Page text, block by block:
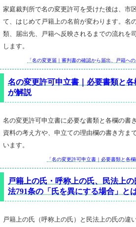
家庭裁判所で名の変更許可を受けた後は、市
て、はじめて戸籍上の名前が変わります。名
類、届出先、戸籍へ反映されるまでの流れを
します。
「名の変更届｜審判書の確認から届出、戸籍へ
名の変更許可申立書｜必要書類と
が解説
名の変更許可申立書に必要な書類と各欄の書
資料の考え方や、申立ての理由欄の書き方ま
います。
「名の変更許可申立書｜必要書類と各
戸籍上の氏・呼称上の氏、民法上
法791条の「氏を異にする場合」と
戸籍上の氏（呼称上の氏）と民法上の氏の違